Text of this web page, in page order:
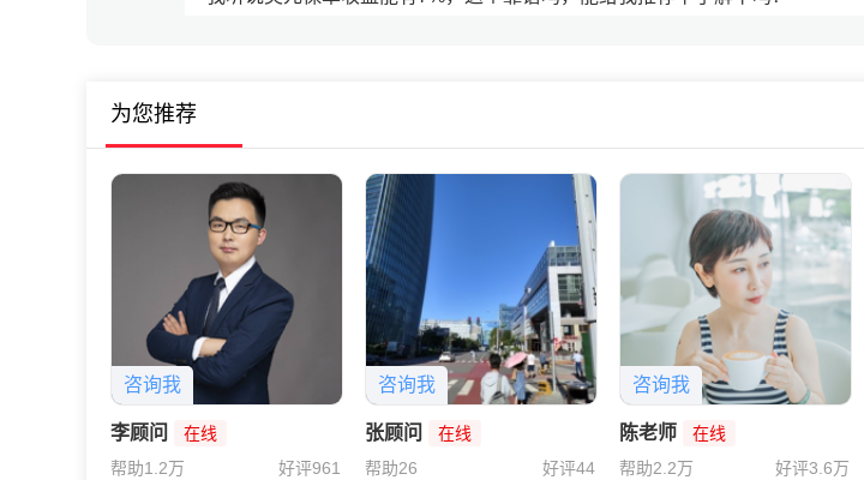
为您推荐
咨询我
李顾问
在线
帮助1.2万
好评961
咨询我
张顾问
在线
帮助26
好评44
咨询我
陈老师
在线
帮助2.2万
好评3.6万